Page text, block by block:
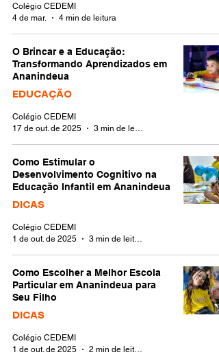
Colégio CEDEMI
4 de mar.
4 min de leitura
O Brincar e a Educação:
Transformando Aprendizados em
Ananindeua
EDUCAÇÃO
Colégio CEDEMI
17 de out. de 2025
Como Estimular o
Desenvolvimento Cognitivo na
Educação Infantil em Ananindeua
DICAS
Colégio CEDEMI
1 de out. de 2025
Como Escolher a Melhor Escola
Particular em Ananindeua para
Seu Filho
DICAS
Colégio CEDEMI
1 de out. de 2025